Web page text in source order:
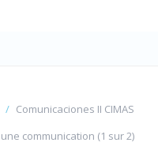
Comunicaciones II CIMAS
communication (1 sur 2)